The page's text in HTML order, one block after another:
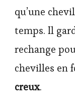
qu’une
temps. Il
rechange
chevilles en
creux.